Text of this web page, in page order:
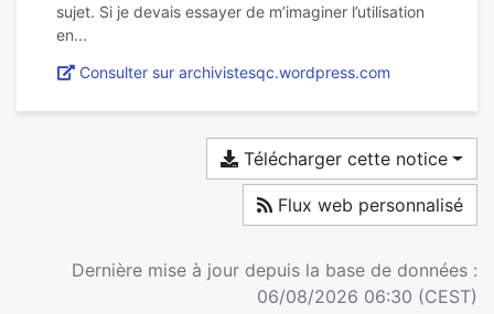
sujet. Si je devais essayer de m’imaginer l’utilisation
Consulter sur archivistesqc.wordpress.com
Télécharger cette notice
Flux web personnalisé
Dernière mise à jour depuis la base de données :
06/08/2026 06:30 (CEST)